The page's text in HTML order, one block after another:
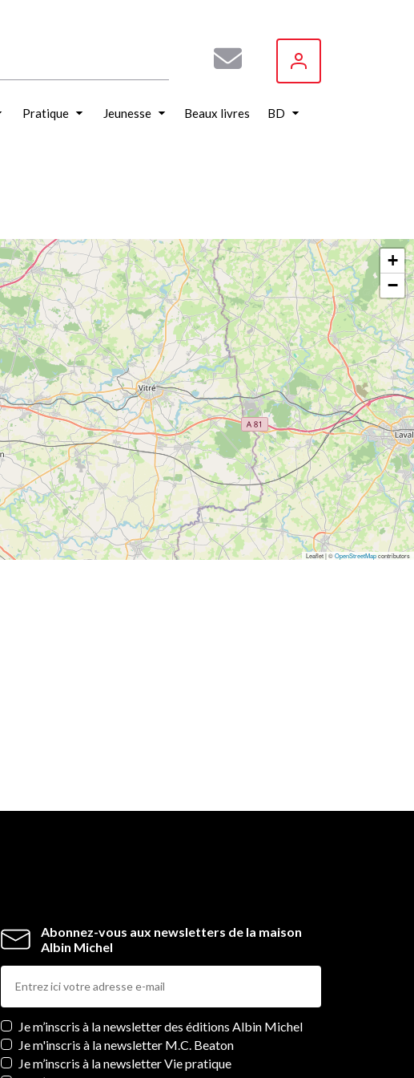
Pratique Jeunesse Beaux livres BD
+
−
Leaflet | ©OpenStreetMapcontributors
Abonnez-vous aux newsletters de la maison
Albin Michel
Newsletters
Je m’inscris à la newsletter des éditions Albin Michel
Je m'inscris à la newsletter M.C. Beaton
Je m’inscris à la newsletter Vie pratique